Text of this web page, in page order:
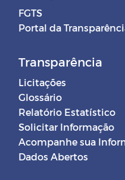
FGTS
Portal da
Transparência
Licitações
Glossário
Relatório Estatístico
Solicitar Informação
Acompanhe sua
Dados Abertos